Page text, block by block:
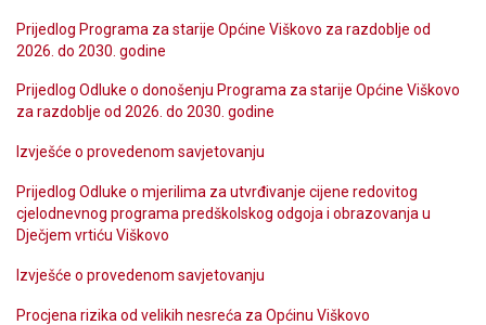
Prijedlog Programa za starije Općine Viškovo za razdoblje od
2026. do 2030. godine
Prijedlog Odluke o donošenju Programa za starije Općine Viškovo
za razdoblje od 2026. do 2030. godine
Izvješće o provedenom savjetovanju
Prijedlog Odluke o mjerilima za utvrđivanje cijene redovitog
cjelodnevnog programa predškolskog odgoja i obrazovanja u
Dječjem vrtiću Viškovo
Izvješće o provedenom savjetovanju
Procjena rizika od velikih nesreća za Općinu Viškovo